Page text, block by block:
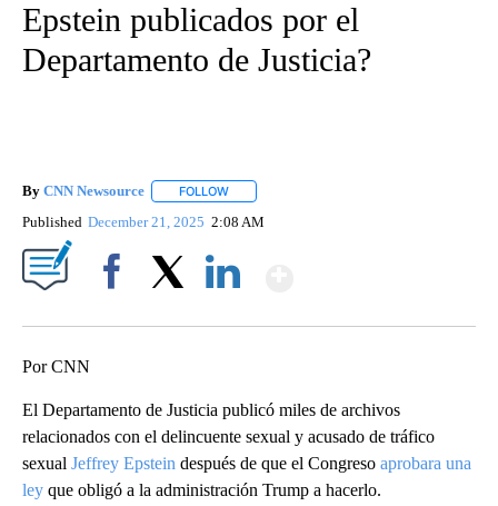
Epstein publicados por el
Departamento de Justicia?
By CNN Newsource FOLLOW
Published December 21, 2025 2:08 AM
Por CNN
El Departamento de Justicia publicó miles de archivos
relacionados con el delincuente sexual y acusado de tráfico
sexual Jeffrey Epstein después de que el Congreso aprobara una
ley que obligó a la administración Trump a hacerlo.